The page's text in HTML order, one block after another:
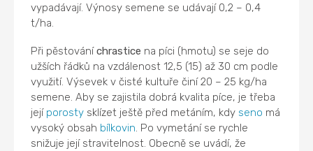
vypadávají. Výnosy semene se udávají 0,2 – 0,4
t/ha.
Při pěstováníchrastice na píci (hmotu) se seje do
užších řádků na vzdálenost 12,5 (15) až 30 cm podle
využití. Výsevek v čisté kultuře činí 20 – 25 kg/ha
semene. Aby se zajistila dobrá kvalita píce, je třeba
její porosty sklízet ještě před metáním, kdy seno má
vysoký obsah bílkovin. Po vymetání se rychle
snižuje její stravitelnost. Obecně se uvádí, že